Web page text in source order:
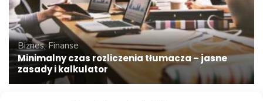
Biznes, Finanse
Minimalny czas rozliczenia tłumacza – jasne
zasady i kalkulator